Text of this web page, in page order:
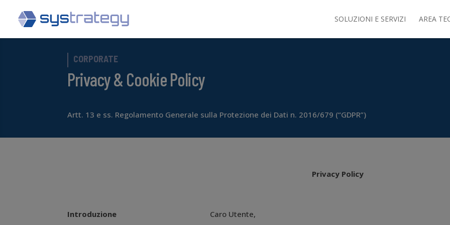
SOLUZIONI E SERVIZI AREA
CORPORATE
Privacy & Cookie Policy
Artt. 13 e ss. Regolamento Generale sulla Protezione dei Dati n. 2016/679 (“GDPR”)
Privacy Policy
Introduzione Caro Utente,